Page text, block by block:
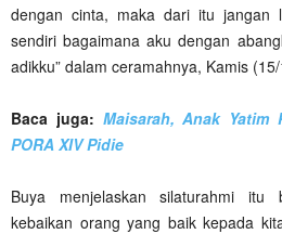
dengan cinta, maka dari itu jangan
sendiri bagaimana aku dengan
adikku” dalam ceramahnya, Kamis
Baca juga: Maisarah, Anak Yatim
PORA XIV Pidie
Buya menjelaskan silaturahmi itu
kebaikan orang yang baik kepada